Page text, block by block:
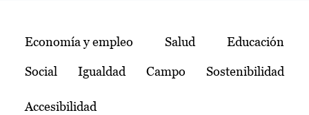
Temas
Economía y empleo Salud Educación
Social Igualdad Campo Sostenibilidad
Accesibilidad